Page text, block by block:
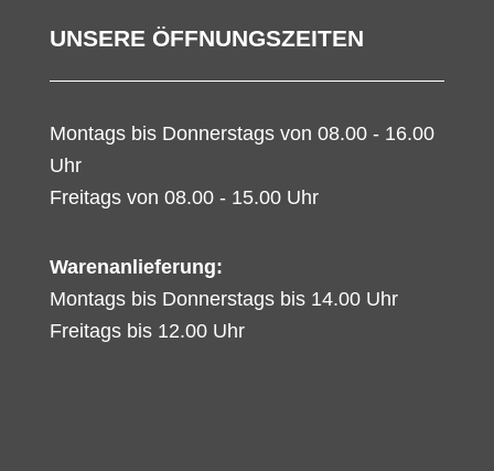
UNSERE ÖFFNUNGSZEITEN
Montags bis Donnerstags von 08.00 - 16.00
Uhr
Freitags von 08.00 - 15.00 Uhr
Warenanlieferung:
Montags bis Donnerstags bis 14.00 Uhr
Freitags bis 12.00 Uhr